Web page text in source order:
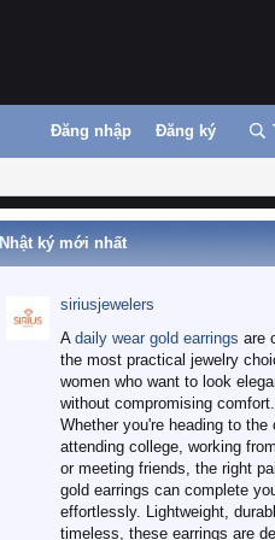
Đăng nhập Đăng ký
Nhật ký mới nhất
siriusjewelers
A daily wear gold earrings are
the most practical jewelry
women who want to look
without compromising comfort.
Whether you're heading to the
attending college, working
or meeting friends, the right
gold earrings can complete
effortlessly. Lightweight,
timeless, these earrings are